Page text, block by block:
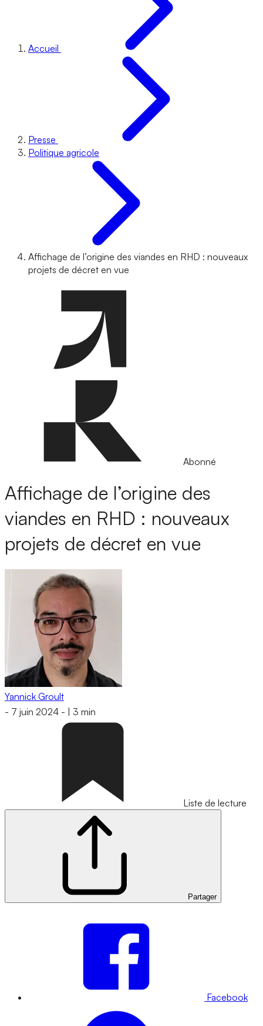
Accueil
Presse
Politique agricole
Affichage de l’origine des viandes en RHD : nouveaux
projets de décret en vue
Abonné
Affichage de l’origine des
viandes en RHD : nouveaux
projets de décret en vue
Yannick Groult
- 7 juin 2024 - 3 min
Liste de lecture
Partager
Facebook